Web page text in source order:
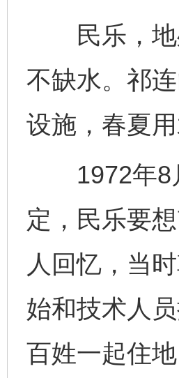
民乐，地
不缺水。祁
设施，春夏
1972年8月
定，民乐要
人回忆，当
始和技术人
百姓一起住